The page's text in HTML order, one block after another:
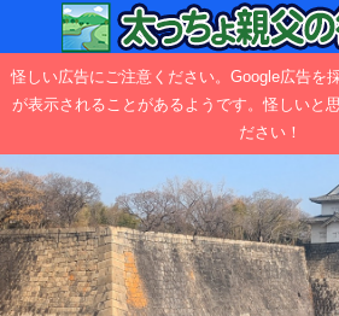
怪しい広告にご注意ください。Google広告を
が表示されることがあるようです。怪しいと
ださい！